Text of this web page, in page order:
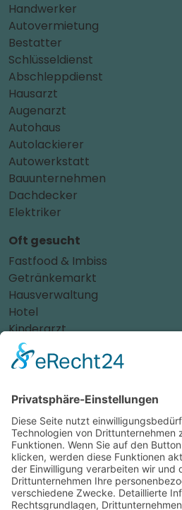
Handwerker
Autovermietung
Bestatter
Schlüsseldienst
Abschleppdienst
Hausarzt
Augenarzt
Autohaus
Autolackierer
Autowerkstatt
Bauunternehmen
Dachdecker
Elektriker
Oft gesucht
Fastfood & Imbiss
Getränkemarkt
Hausverwaltung
Hotel
Kinderarzt
Personalvermittler
Weitere Sportvereine
Zahnarzt
Tennis
Tankstelle
Tierbedarf
Parken
Für Ihr Unternehmen